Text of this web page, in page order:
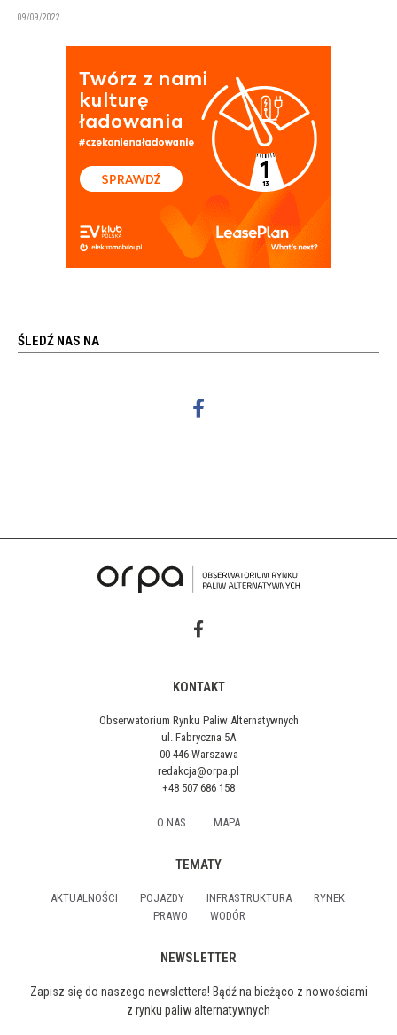
09/09/2022
ŚLEDŹ NAS NA
KONTAKT
Obserwatorium Rynku Paliw Alternatywnych
ul. Fabryczna 5A
00-446 Warszawa
redakcja@orpa.pl
+48 507 686 158
O NAS MAPA
TEMATY
AKTUALNOŚCI POJAZDY INFRASTRUKTURA
RYNEK
PRAWO
WODÓR
NEWSLETTER
Zapisz się do naszego newslettera! Bądź na bieżąco z nowościami
z rynku paliw alternatywnych